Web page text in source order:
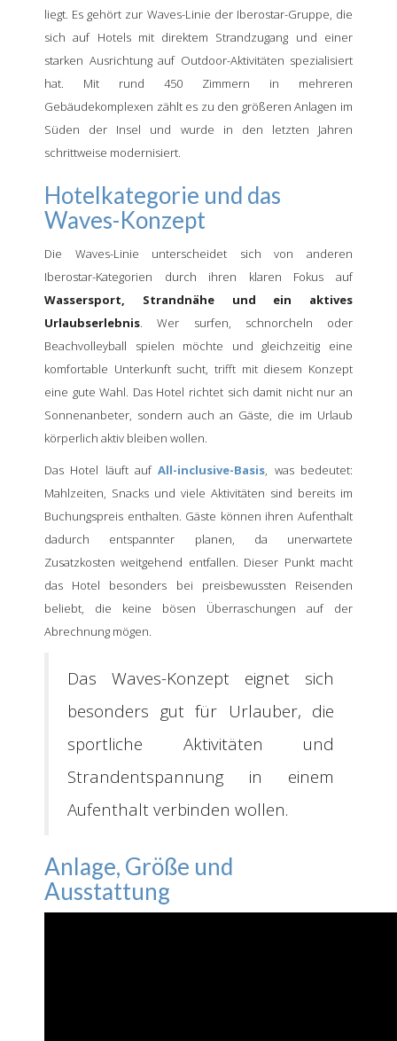
liegt. Es gehört zur Waves-Linie der Iberostar-Gruppe, die
sich auf Hotels mit direktem Strandzugang und einer
starken Ausrichtung auf Outdoor-Aktivitäten spezialisiert
hat. Mit rund 450 Zimmern in mehreren
Gebäudekomplexen zählt es zu den größeren Anlagen im
Süden der Insel und wurde in den letzten Jahren
schrittweise modernisiert.
Hotelkategorie und das
Waves-Konzept
Die Waves-Linie unterscheidet sich von anderen
Iberostar-Kategorien durch ihren klaren Fokus auf
Wassersport, Strandnähe und ein aktives
Urlaubserlebnis. Wer surfen, schnorcheln oder
Beachvolleyball spielen möchte und gleichzeitig eine
komfortable Unterkunft sucht, trifft mit diesem Konzept
eine gute Wahl. Das Hotel richtet sich damit nicht nur an
Sonnenanbeter, sondern auch an Gäste, die im Urlaub
körperlich aktiv bleiben wollen.
Das Hotel läuft aufAll-inclusive-Basis, was bedeutet:
Mahlzeiten, Snacks und viele Aktivitäten sind bereits im
Buchungspreis enthalten. Gäste können ihren Aufenthalt
dadurch entspannter planen, da unerwartete
Zusatzkosten weitgehend entfallen. Dieser Punkt macht
das Hotel besonders bei preisbewussten Reisenden
beliebt, die keine bösen Überraschungen auf der
Abrechnung mögen.
Das Waves-Konzept eignet sich
besonders gut für Urlauber, die
sportliche Aktivitäten und
Strandentspannung in einem
Aufenthalt verbinden wollen.
Anlage, Größe und
Ausstattung